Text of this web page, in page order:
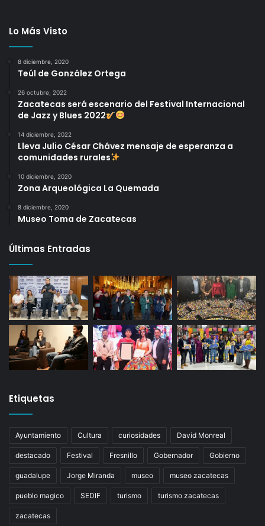
Lo Más Visto
8 diciembre, 2020
Teúl de González Ortega
26 octubre, 2022
Zacatecas será escenario del Festival Internacional
de Jazz y Blues 2022
14 diciembre, 2022
Lleva Julio César Chávez mensaje de esperanza a
comunidades rurales
10 diciembre, 2020
Zona Arqueológica La Quemada
8 diciembre, 2020
Museo Toma de Zacatecas
Últimas Entradas
Etiquetas
Ayuntamiento Cultura curiosidades David Monreal
destacado Festival Fresnillo Gobernador Gobierno
guadalupe Jorge Miranda museo museo zacatecas
pueblo magico SEDIF turismo turismo zacatecas
zacatecas